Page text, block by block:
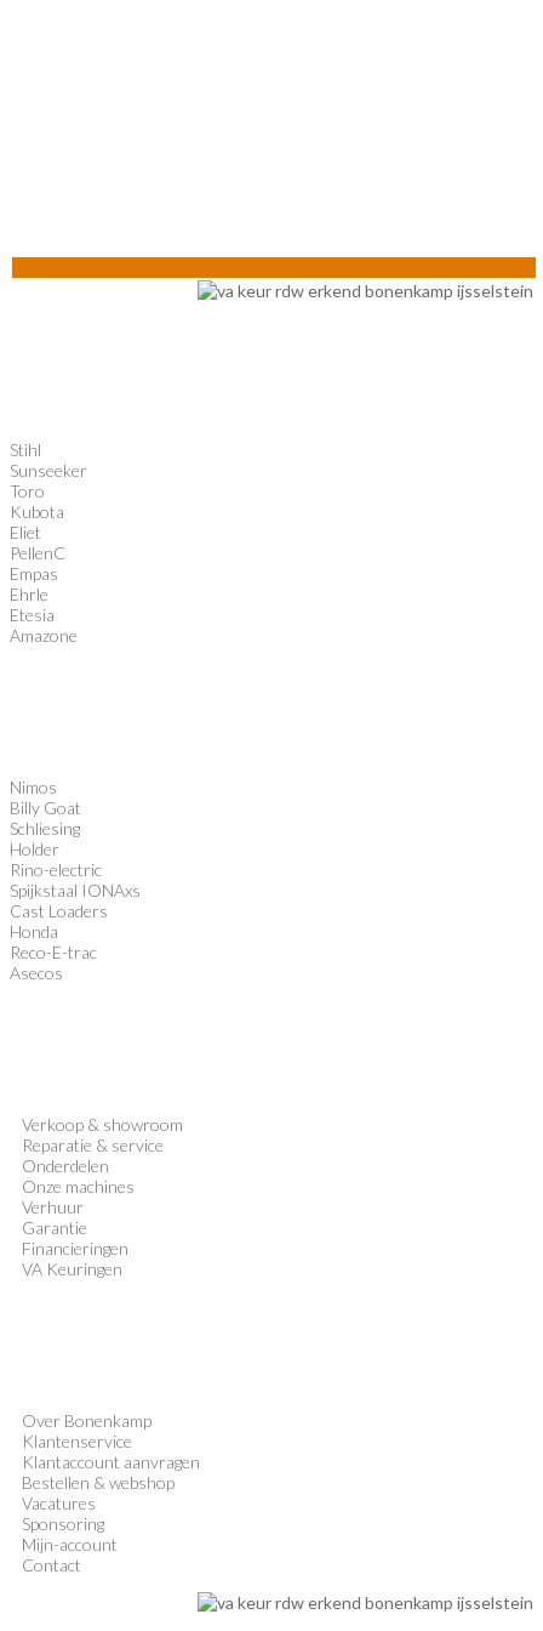
Stihl
Sunseeker
Toro
Kubota
Eliet
PellenC
Empas
Ehrle
Etesia
Amazone
Nimos
Billy Goat
Schliesing
Holder
Rino-electric
Spijkstaal IONAxs
Cast Loaders
Honda
Reco-E-trac
Asecos
Verkoop & showroom
Reparatie & service
Onderdelen
Onze machines
Verhuur
Garantie
Financieringen
VA Keuringen
Over Bonenkamp
Klantenservice
Klantaccount aanvragen
Bestellen & webshop
Vacatures
Sponsoring
Mijn-account
Contact